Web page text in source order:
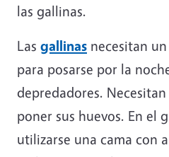
las gallinas.
Las gallinas necesitan
para posarse por la
depredadores.
poner sus huevos. En el
utilizarse una cama con